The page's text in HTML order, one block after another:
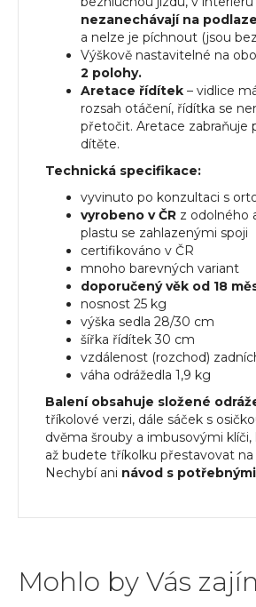
nezanechávají na
a nelze je píchnout (jsou
Výškově nastavitelné na
2 polohy.
Aretace řídítek – vidlice
rozsah otáčení, řídítka se
přetočit. Aretace zabraňuje
dítěte.
Technická specifikace:
vyvinuto po konzultaci s
vyrobeno v ČR z odolného
plastu se zahlazenými spoji
certifikováno v ČR
mnoho barevných variant
doporučený věk od 18
nosnost 25 kg
výška sedla 28/30 cm
šířka řídítek 30 cm
vzdálenost (rozchod)
váha odrážedla 1,9 kg
Balení obsahuje složené
tříkolové verzi, dále sáček s
dvěma šrouby a imbusovými
až budete tříkolku přestavovat na
Nechybí ani návod s
Mohlo by Vás